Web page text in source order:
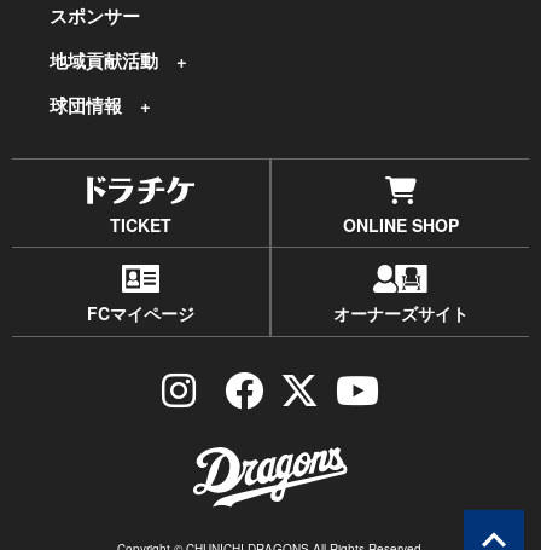
スポンサー
地域貢献活動
球団情報
TICKET ONLINE SHOP
FCマイページ オーナーズサイト